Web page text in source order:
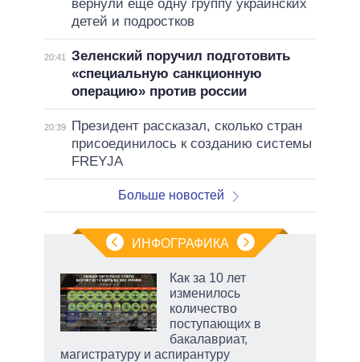
вернули еще одну группу украинских
детей и подростков
20:41
Зеленский поручил подготовить
«специальную санкционную
операцию» против россии
20:39
Президент рассказал, сколько стран
присоединилось к созданию системы
FREYJA
Больше новостей
ИНФОГРАФИКА
Как за 10 лет
изменилось
количество
поступающих в
бакалавриат,
магистратуру и аспирантуру